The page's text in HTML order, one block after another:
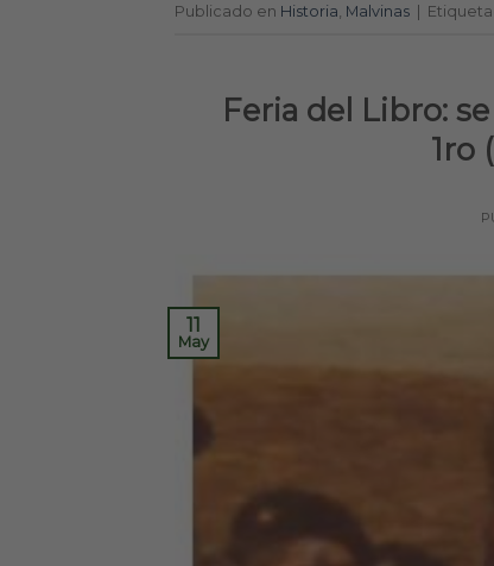
Publicado en Historia Malvinas
Feria del Libro:
1ro
11
May